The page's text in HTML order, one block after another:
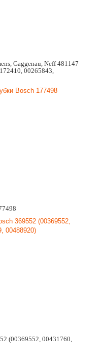
Gaggenau, Neff 481147
00265843,
(00369552, 00431760,